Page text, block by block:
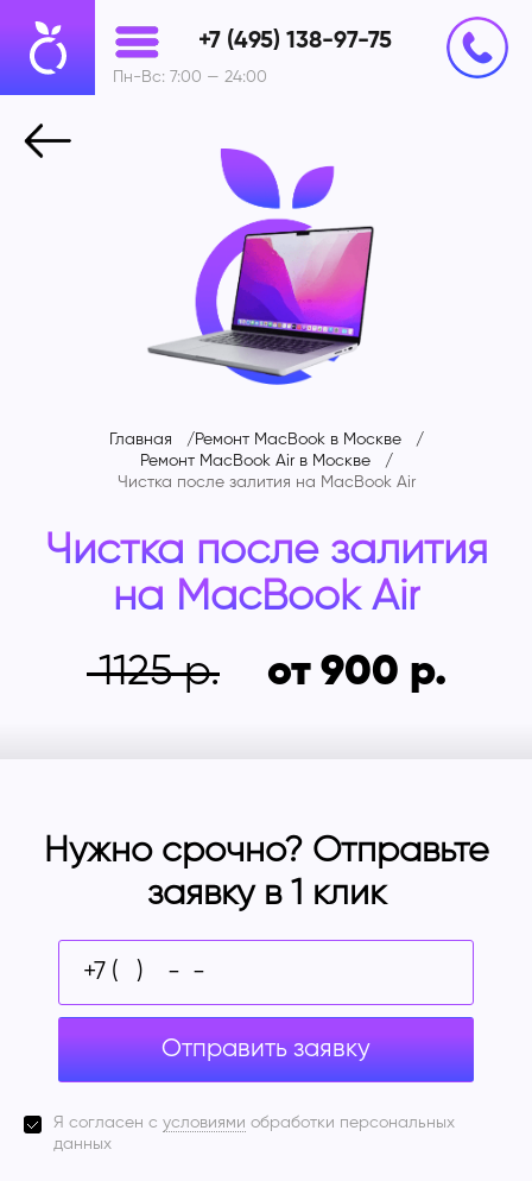
+7 (495) 138-97-75
Пн-Вс: 7:00 — 24:00
Главная
Ремонт MacBook в Москве
Ремонт MacBook Air в Москве
Чистка после залития на MacBook Air
Чистка после залития
на MacBook Air
1125
от 900
Нужно срочно? Отправьте
заявку в 1 клик
Отправить заявку
Я согласен с условиями обработки персональных
данных